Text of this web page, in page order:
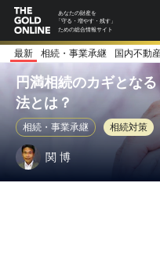
あなたの財産を
「守る・増やす・残す」
ための総合情報サイト
最新 相続・事業承継 国内不動
円満相続のカギとな
法とは？
相続・事業承継 相続対策
関 博